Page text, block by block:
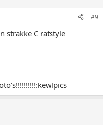
#9
strakke C ratstyle